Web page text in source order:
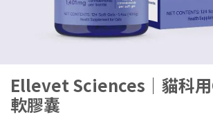
Ellevet Sciences｜貓科用
軟膠囊